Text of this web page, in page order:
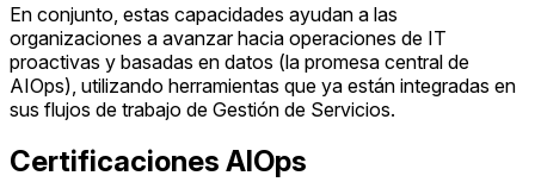
En conjunto, estas capacidades ayudan a las
organizaciones a avanzar hacia operaciones de IT
proactivas y basadas en datos (la promesa central de
AIOps), utilizando herramientas que ya están integradas en
sus flujos de trabajo de Gestión de Servicios.
Certificaciones AIOps